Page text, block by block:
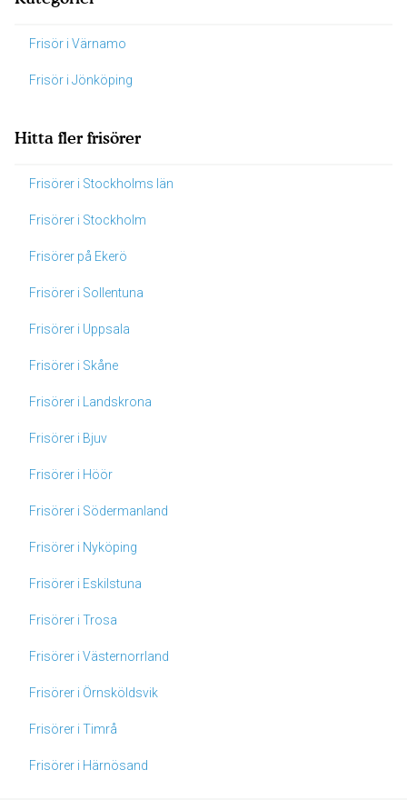
Frisör i Värnamo
Frisör i Jönköping
Hitta fler frisörer
Frisörer i Stockholms län
Frisörer i Stockholm
Frisörer på Ekerö
Frisörer i Sollentuna
Frisörer i Uppsala
Frisörer i Skåne
Frisörer i Landskrona
Frisörer i Bjuv
Frisörer i Höör
Frisörer i Södermanland
Frisörer i Nyköping
Frisörer i Eskilstuna
Frisörer i Trosa
Frisörer i Västernorrland
Frisörer i Örnsköldsvik
Frisörer i Timrå
Frisörer i Härnösand